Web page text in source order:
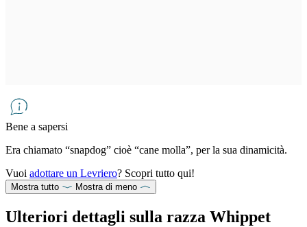
Bene a sapersi
Era chiamato “snapdog” cioè “cane molla”, per la sua dinamicità.
Vuoi adottare un Levriero? Scopri tutto qui!
Mostra tutto Mostra di meno
Ulteriori dettagli sulla razza Whippet